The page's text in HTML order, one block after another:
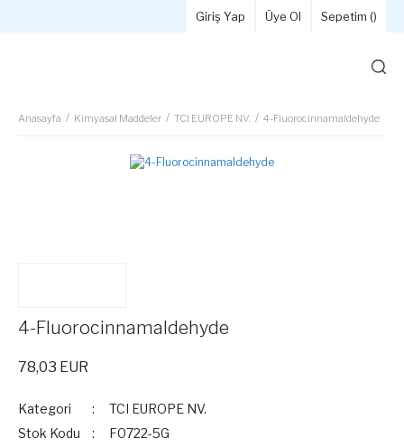
Giriş Yap Üye Ol Sepetim ()
Anasayfa Kimyasal Maddeler TCI EUROPE NV. 4-Fluorocinnamaldehyde
4-Fluorocinnamaldehyde
78,03 EUR
Kategori
TCI EUROPE NV.
Stok Kodu
F0722-5G